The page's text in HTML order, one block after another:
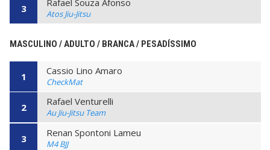
3 Rafael Souza Afonso
Atos Jiu-Jitsu
MASCULINO / ADULTO / BRANCA / PESADÍSSIMO
1 Cassio Lino Amaro
CheckMat
2 Rafael Venturelli
Au Jiu-Jitsu Team
3 Renan Spontoni Lameu
M4 BJJ